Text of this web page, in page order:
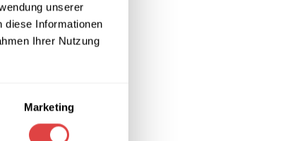
unserer
diese Informationen
Ihrer Nutzung
Marketing